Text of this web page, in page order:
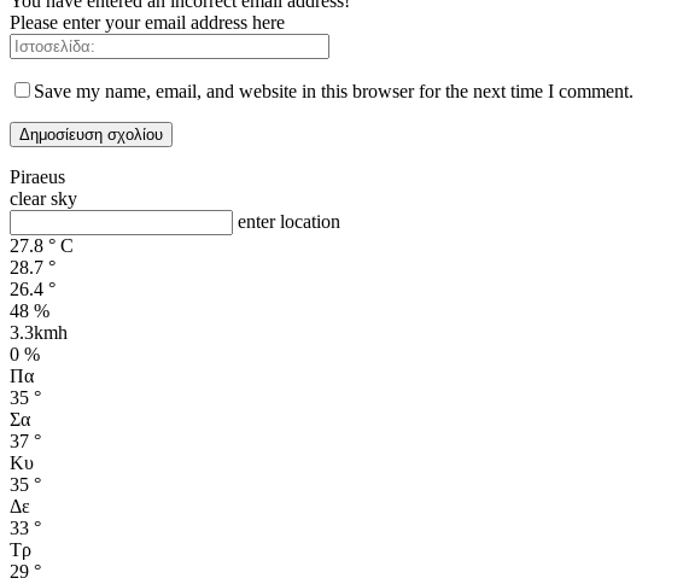
Please enter your email address here
Save my name, email, and website in this browser for the next time I comment.
Piraeus
clear sky
enter location
27.8 ° C
28.7 °
26.4 °
48 %
3.3kmh
0 %
Πα
35 °
Σα
37 °
Κυ
35 °
Δε
33 °
Τρ
29 °